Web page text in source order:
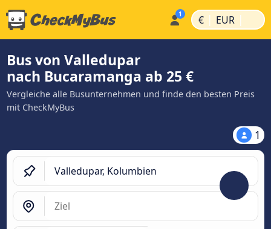
€ | EUR |
Bus von Valledupar
nach Bucaramanga ab 25 €
Vergleiche alle Busunternehmen und finde den besten Preis
mit CheckMyBus
1